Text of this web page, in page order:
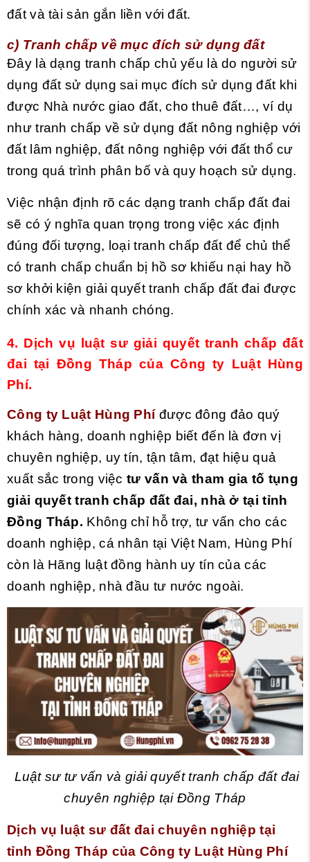
đất và tài sản gắn liền với đất.
c) Tranh chấp về mục đích sử dụng đất
Đây là dạng tranh chấp chủ yếu là do người sử
dụng đất sử dụng sai mục đích sử dụng đất khi
được Nhà nước giao đất, cho thuê đất…, ví dụ
như tranh chấp về sử dụng đất nông nghiệp với
đất lâm nghiệp, đất nông nghiệp với đất thổ cư
trong quá trình phân bố và quy hoạch sử dụng.
Việc nhận định rõ các dạng tranh chấp đất đai
sẽ có ý nghĩa quan trọng trong việc xác định
đúng đối tượng, loại tranh chấp đất để chủ thể
có tranh chấp chuẩn bị hồ sơ khiếu nại hay hồ
sơ khởi kiện giải quyết tranh chấp đất đai được
chính xác và nhanh chóng.
4. Dịch vụ luật sư giải quyết tranh chấp đất
đai tại Đồng Tháp của Công ty Luật Hùng
Phí.
Công ty Luật Hùng Phíđược đông đảo quý
khách hàng, doanh nghiệp biết đến là đơn vị
chuyên nghiệp, uy tín, tận tâm, đạt hiệu quả
xuất sắc trong việctư vấn và tham gia tố tụng
giải quyết tranh chấp đất đai, nhà ở tại tỉnh
Đồng Tháp. Không chỉ hỗ trợ, tư vấn cho các
doanh nghiệp, cá nhân tại Việt Nam, Hùng Phí
còn là Hãng luật đồng hành uy tín của các
doanh nghiệp, nhà đầu tư nước ngoài.
Luật sư tư vấn và giải quyết tranh chấp đất đai
chuyên nghiệp tại Đồng Tháp
Dịch vụ luật sư đất đai chuyên nghiệp tại
tỉnh Đồng Tháp của Công ty Luật Hùng Phí